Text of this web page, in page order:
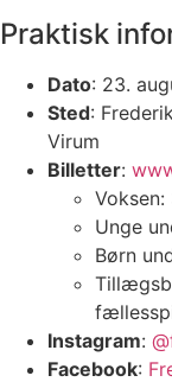
Praktisk
Dato: 23.
Sted:
Virum
Billetter:
Voksen:
Unge
Børn
Instagram:
Facebook: